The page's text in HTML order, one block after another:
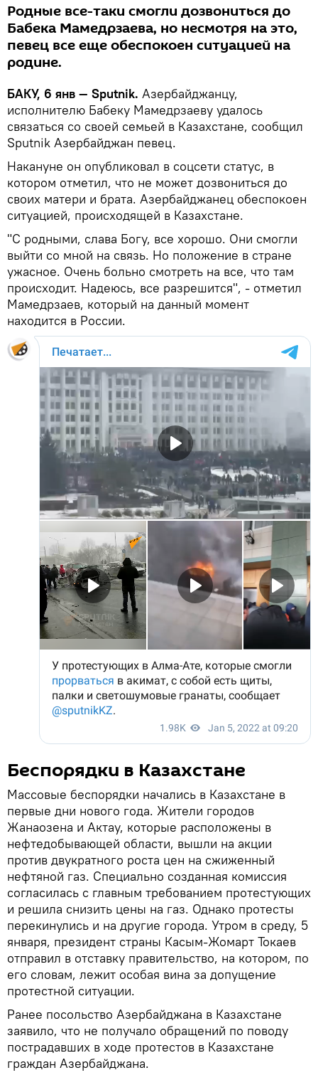
Родные все-таки смогли дозвониться до
Бабека Мамедрзаева, но несмотря на это,
певец все еще обеспокоен ситуацией на
родине.
БАКУ, 6 янв — Sputnik. Азербайджанцу,
исполнителю Бабеку Мамедрзаеву удалось
связаться со своей семьей в Казахстане, сообщил
Sputnik Азербайджан певец.
Накануне он опубликовал в соцсети статус, в
котором отметил, что не может дозвониться до
своих матери и брата. Азербайджанец обеспокоен
ситуацией, происходящей в Казахстане.
"С родными, слава Богу, все хорошо. Они смогли
выйти со мной на связь. Но положение в стране
ужасное. Очень больно смотреть на все, что там
происходит. Надеюсь, все разрешится", - отметил
Мамедрзаев, который на данный момент
находится в России.
Беспорядки в Казахстане
Массовые беспорядки начались в Казахстане в
первые дни нового года. Жители городов
Жанаозена и Актау, которые расположены в
нефтедобывающей области, вышли на акции
против двукратного роста цен на сжиженный
нефтяной газ. Специально созданная комиссия
согласилась с главным требованием протестующих
и решила снизить цены на газ. Однако протесты
перекинулись и на другие города. Утром в среду, 5
января, президент страны Касым-Жомарт Токаев
отправил в отставку правительство, на котором, по
его словам, лежит особая вина за допущение
протестной ситуации.
Ранее посольство Азербайджана в Казахстане
заявило, что не получало обращений по поводу
пострадавших в ходе протестов в Казахстане
граждан Азербайджана.